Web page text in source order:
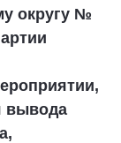
округу №
вывода